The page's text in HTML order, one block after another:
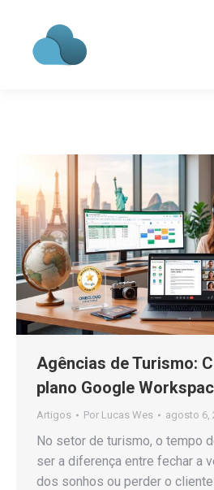
Agências de Turismo:
plano Google
Artigos Por Lucas Wes agosto 6,
No setor de turismo, o tempo
ser a diferença entre fechar a
dos sonhos ou perder o cliente